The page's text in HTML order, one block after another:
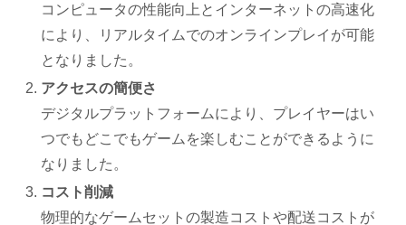
コンピュータの性能向上とインターネットの高速化
により、リアルタイムでのオンラインプレイが可能
となりました。
アクセスの簡便さ
デジタルプラットフォームにより、プレイヤーはい
つでもどこでもゲームを楽しむことができるように
なりました。
コスト削減
物理的なゲームセットの製造コストや配送コストが